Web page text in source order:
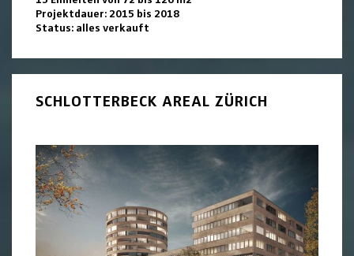
Projektdauer: 2015 bis 2018
Status: alles verkauft
SCHLOTTERBECK AREAL ZÜRICH